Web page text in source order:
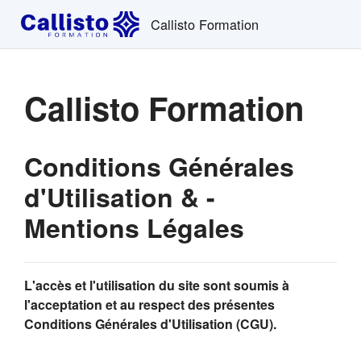
Passer au contenu principal
Callisto Formation
Callisto Formation
Conditions Générales
d'Utilisation & -
Mentions Légales
L'accès et l'utilisation du site sont soumis à
l'acceptation et au respect des présentes
Conditions Générales d'Utilisation (CGU).